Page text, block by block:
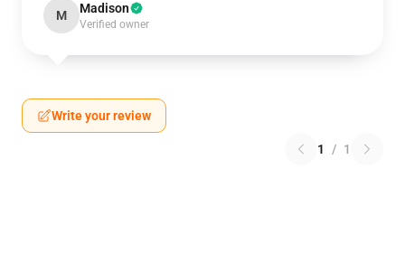
M Madison
Verified owner
Write your review
1 / 1